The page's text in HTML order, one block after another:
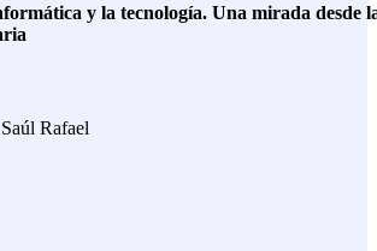
y la tecnología. Una mirada desde
Rafael